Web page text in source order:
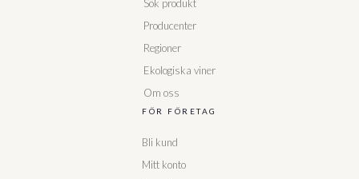
Sök produkt
Producenter
Regioner
Ekologiska viner
Om oss
FÖR FÖRETAG
Bli kund
Mitt konto